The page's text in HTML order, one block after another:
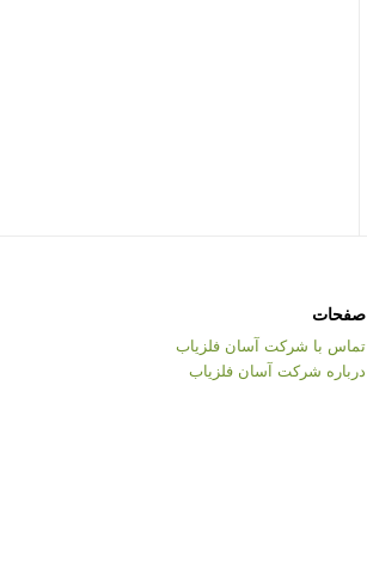
صفحات
تماس با شرکت آسان فلزیاب
درباره شرکت آسان فلزیاب